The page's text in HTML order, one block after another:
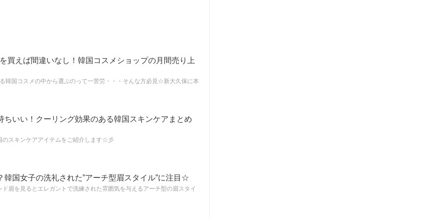
買えば間違いなし！韓国コスメショップの月間売り上
韓国コスメの中から選ぶのって一苦労・・・そんな方必見☆新大久保に本
ちいい！クーリング効果のある韓国スキンケアまとめ
のスキンケアアイテムをご紹介します☆彡
韓国女子の洗礼された”アーチ型眉スタイル”に注目☆
眉を見るとエレガントで洗練された雰囲気を与えるアーチ型の眉スタイ